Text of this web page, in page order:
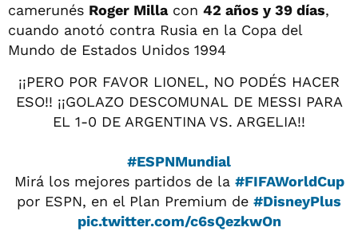
camerunés Roger Millacon 42 años y 39 días,
cuando anotó contra Rusia en la Copa del
Mundo de Estados Unidos 1994
¡¡PERO POR FAVOR LIONEL, NO PODÉS HACER
ESO!! ¡¡GOLAZO DESCOMUNAL DE MESSI PARA
EL 1-0 DE ARGENTINA VS. ARGELIA!!
#ESPNMundial
Mirá los mejores partidos de la #FIFAWorldCup
por ESPN, en el Plan Premium de #DisneyPlus
pic.twitter.com/c6sQezkwOn